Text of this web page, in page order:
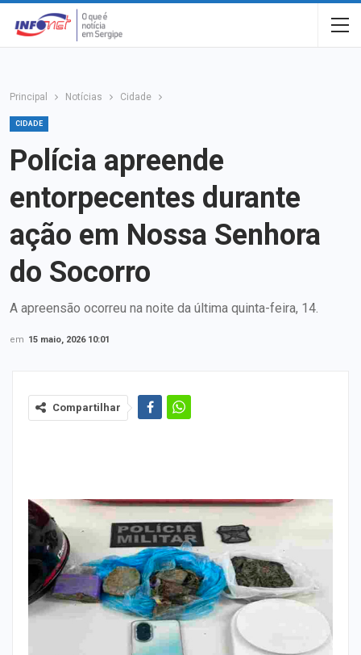
Principal Notícias Cidade
CIDADE
Polícia apreende
entorpecentes durante
ação em Nossa Senhora
do Socorro
A apreensão ocorreu na noite da última quinta-feira, 14.
em 15 maio, 2026 10:01
Compartilhar